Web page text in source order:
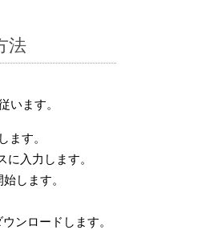
法
います。
ます。
入力します。
します。
ンロードします。